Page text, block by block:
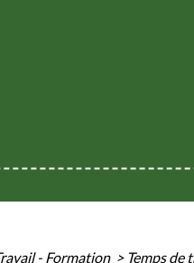
- Formation > Temps de